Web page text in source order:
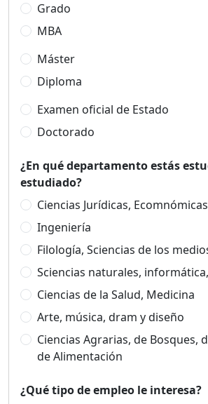
Grado
MBA
Máster
Diploma
Examen oficial de Estado
Doctorado
¿En qué departamento estás
estudiado?
Ciencias Jurídicas,
Ingeniería
Filología, Sciencias de los
Sciencias naturales,
Ciencias de la Salud, Medicina
Arte, música, dram y diseño
Ciencias Agrarias, de Bosques,
de Alimentación
¿Qué tipo de empleo le interesa?